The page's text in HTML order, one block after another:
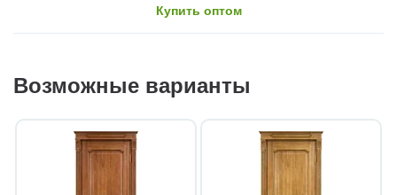
Купить оптом
Возможные варианты